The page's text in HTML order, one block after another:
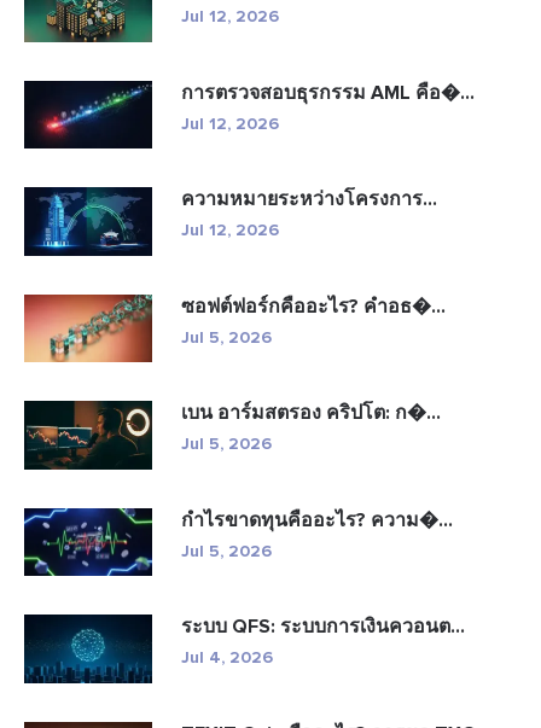
Jul 12, 2026
การตรวจสอบธุรกรรม AML คือ�...
Jul 12, 2026
ความหมายระหว่างโครงการ...
Jul 12, 2026
ซอฟต์ฟอร์กคืออะไร? คำอธ�...
Jul 5, 2026
เบน อาร์มสตรอง คริปโต: ก�...
Jul 5, 2026
กำไรขาดทุนคืออะไร? ความ�...
Jul 5, 2026
ระบบ QFS: ระบบการเงินควอนต...
Jul 4, 2026